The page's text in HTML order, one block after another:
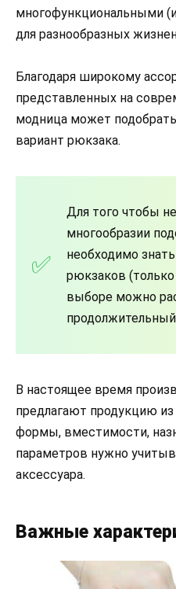
многофункциональными
для разнообразных
Благодаря широкому
представленных на
модница может
вариант рюкзака.
Для того чтобы
многообразии
необходимо
рюкзаков
выборе можно
В настоящее время
предлагают продукцию
формы, вместимости,
параметров нужно
аксессуара.
Важные